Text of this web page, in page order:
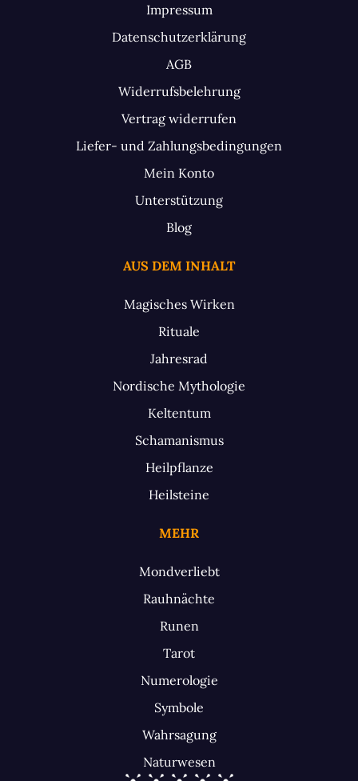
Impressum
Datenschutzerklärung
AGB
Widerrufsbelehrung
Vertrag widerrufen
Liefer- und Zahlungsbedingungen
Mein Konto
Unterstützung
Blog
AUS DEM INHALT
Magisches Wirken
Rituale
Jahresrad
Nordische Mythologie
Keltentum
Schamanismus
Heilpflanze
Heilsteine
MEHR
Mondverliebt
Rauhnächte
Runen
Tarot
Numerologie
Symbole
Wahrsagung
Naturwesen